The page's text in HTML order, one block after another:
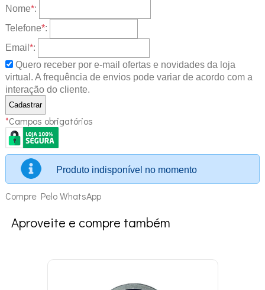
Nome*:
Telefone*:
Email *:
Quero receber por e-mail ofertas e novidades da loja
virtual. A frequência de envios pode variar de acordo com a
interação do cliente.
*Campos obrigatórios
Produto indisponível no momento
Compre Pelo WhatsApp
Aproveite e compre também